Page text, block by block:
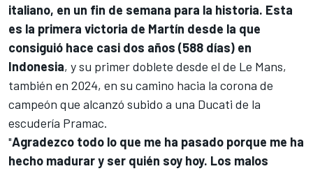
italiano, en un fin de semana para la historia. Esta
es la primera victoria de Martín desde la que
consiguió hace casi dos años (588 días) en
Indonesia, y su primer doblete desde el de Le Mans,
también en 2024, en su camino hacia la corona de
campeón que alcanzó subido a una Ducati de la
escudería Pramac.
"Agradezco todo lo que me ha pasado porque me ha
hecho madurar y ser quién soy hoy. Los malos